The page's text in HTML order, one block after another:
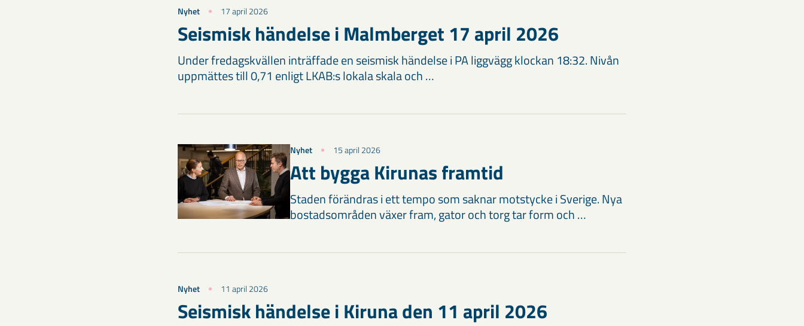
Nyhet 17 april 2026
Seismisk händelse i Malmberget 17 april 2026
Under fredagskvällen inträffade en seismisk händelse i PA liggvägg klockan 18:32. Nivån
uppmättes till 0,71 enligt LKAB:s lokala skala och …
Nyhet 15 april 2026
Att bygga Kirunas framtid
Staden förändras i ett tempo som saknar motstycke i Sverige. Nya
bostadsområden växer fram, gator och torg tar form och …
Nyhet 11 april 2026
Seismisk händelse i Kiruna den 11 april 2026